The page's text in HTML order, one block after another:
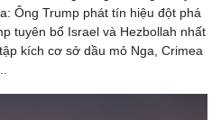
Ông Trump phát tín hiệu đột phá
tuyên bố Israel và Hezbollah nhất
kích cơ sở dầu mỏ Nga, Crimea